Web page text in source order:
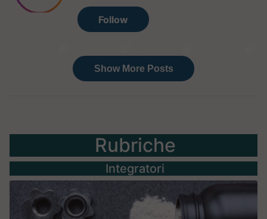
Rubriche
Integratori